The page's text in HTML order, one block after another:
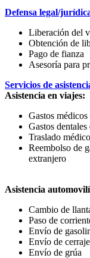
Defensa legal/
Liberación del
Obtención de
Pago de fianza
Asesoría para
Servicios de
Asistencia en viajes:
Gastos
Gastos
Traslado médico
Reembolso de
extranjero
Asistencia
Cambio de
Paso de
Envío de
Envío de
Envío de grúa